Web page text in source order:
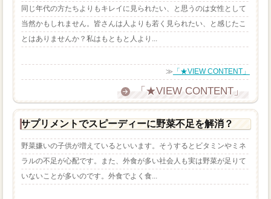
同じ年代の方たちよりもキレイに見られたい、と思うのは女性として
当然かもしれません。皆さんは人よりも若く見られたい、と感じたこ
とはありませんか？私はもともと人より...
≫ 「★VIEW CONTENT」
「★VIEW CONTENT」
サプリメントでスピーディーに野菜不足を解消？
野菜嫌いの子供が増えているといいます。そうするとビタミンやミネ
ラルの不足が心配です。また、外食が多い社会人も実は野菜が足りて
いないことが多いのです。外食でよく食...